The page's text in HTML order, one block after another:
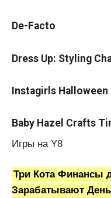
De-Facto
Dress Up: Styling
Instagirls Halloween
Baby Hazel Crafts
Игры на Y8
Три Кота Финансы
Зарабатывают